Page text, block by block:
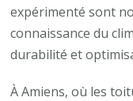
expérimenté sont
connaissance du
durabilité et
À Amiens, où les